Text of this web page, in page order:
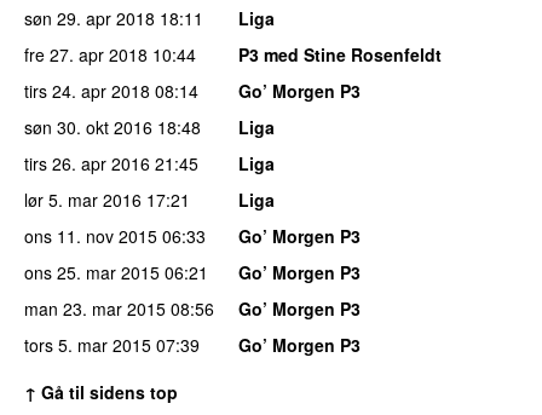
søn 29. apr 2018 18:11
Liga
fre 27. apr 2018 10:44
P3 med Stine Rosenfeldt
tirs 24. apr 2018 08:14
Go’ Morgen P3
søn 30. okt 2016 18:48
Liga
tirs 26. apr 2016 21:45
Liga
lør 5. mar 2016 17:21
Liga
ons 11. nov 2015 06:33
Go’ Morgen P3
ons 25. mar 2015 06:21
Go’ Morgen P3
man 23. mar 2015 08:56
Go’ Morgen P3
tors 5. mar 2015 07:39
Go’ Morgen P3
↑ Gå til sidens top